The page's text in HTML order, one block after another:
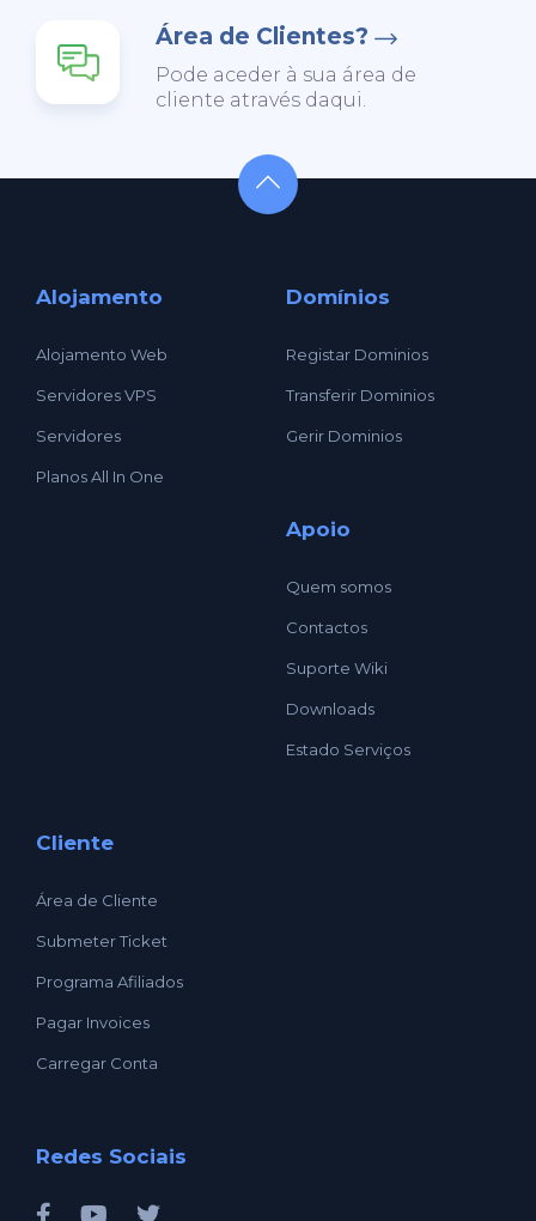
Área de Clientes?
Pode aceder à sua área de
cliente através daqui.
Alojamento
Alojamento Web
Servidores VPS
Servidores
Planos All In One
Domínios
Registar Dominios
Transferir Dominios
Gerir Dominios
Apoio
Quem somos
Contactos
Suporte Wiki
Downloads
Estado Serviços
Cliente
Área de Cliente
Submeter Ticket
Programa Afiliados
Pagar Invoices
Carregar Conta
Redes Sociais